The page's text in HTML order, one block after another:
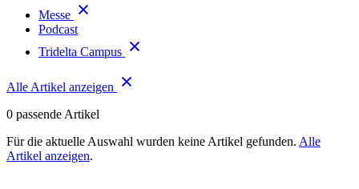
Messe
Podcast
Tridelta Campus
Alle Artikel anzeigen
0 passende Artikel
Für die aktuelle Auswahl wurden keine Artikel gefunden. Alle
Artikel anzeigen.